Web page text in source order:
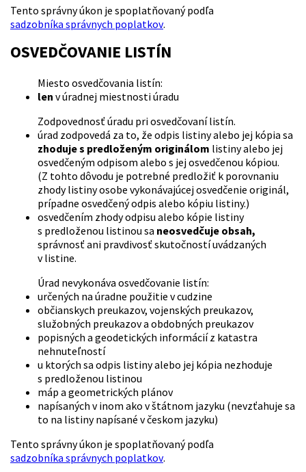
Tento správny úkon je spoplatňovaný podľa
sadzobníka správnych poplatkov.
OSVEDČOVANIE LISTÍN
Miesto osvedčovania listín:
len v úradnej miestnosti úradu
Zodpovednosť úradu pri osvedčovaní listín.
úrad zodpovedá za to, že odpis listiny alebo jej kópia sa
zhoduje s predloženým originálom listiny alebo jej
osvedčeným odpisom alebo s jej osvedčenou kópiou.
(Z tohto dôvodu je potrebné predložiť k porovnaniu
zhody listiny osobe vykonávajúcej osvedčenie originál,
prípadne osvedčený odpis alebo kópiu listiny.)
osvedčením zhody odpisu alebo kópie listiny
s predloženou listinou sa neosvedčuje obsah,
správnosť ani pravdivosť skutočností uvádzaných
v listine.
Úrad nevykonáva osvedčovanie listín:
určených na úradne použitie v cudzine
občianskych preukazov, vojenských preukazov,
služobných preukazov a obdobných preukazov
popisných a geodetických informácií z katastra
nehnuteľností
u ktorých sa odpis listiny alebo jej kópia nezhoduje
s predloženou listinou
máp a geometrických plánov
napísaných v inom ako v štátnom jazyku (nevzťahuje sa
to na listiny napísané v českom jazyku)
Tento správny úkon je spoplatňovaný podľa
sadzobníka správnych poplatkov.